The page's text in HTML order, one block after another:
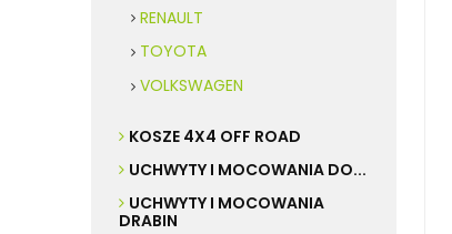
RENAULT
TOYOTA
VOLKSWAGEN
KOSZE 4X4 OFF ROAD
UCHWYTY I MOCOWANIA DO...
UCHWYTY I MOCOWANIA
DRABIN